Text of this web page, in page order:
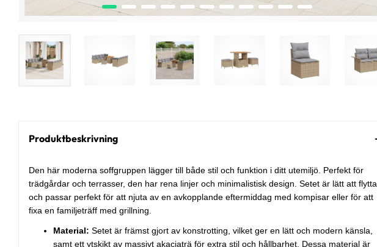
Produktbeskrivning
Den här moderna soffgruppen lägger till både stil och funktion i ditt utemiljö. Perfekt för
trädgårdar och terrasser, den har rena linjer och minimalistisk design. Setet är lätt att flytta
och passar perfekt för att njuta av en avkopplande eftermiddag med kompisar eller för att
fixa en familjeträff med grillning.
Material: Setet är främst gjort av konstrotting, vilket ger en lätt och modern känsla,
samt ett ytskikt av massivt akaciaträ för extra stil och hållbarhet. Dessa material är